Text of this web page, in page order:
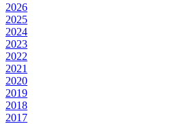
2026
2025
2024
2023
2022
2021
2020
2019
2018
2017